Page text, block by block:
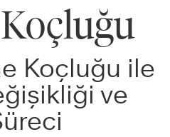
Koçluğu ile
ve